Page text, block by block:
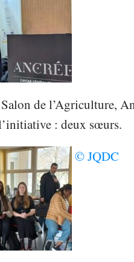
de l’Agriculture,
: deux sœurs.
© JQDC